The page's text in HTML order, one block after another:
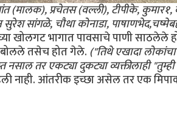
(मालक), प्रचेतस (वल्ली), टीपीके, कुमार१,
सांगळे, चौथा कोनाडा,
खोलगट भागात पावसाचे पाणी साठलेले
बोलले तसेच होत गेले.("तिथे एखादा
नसाल तर एकट्या दुकट्या व्यक्तीलाही
नाही. आंतरीक इच्छा असेल तर एक